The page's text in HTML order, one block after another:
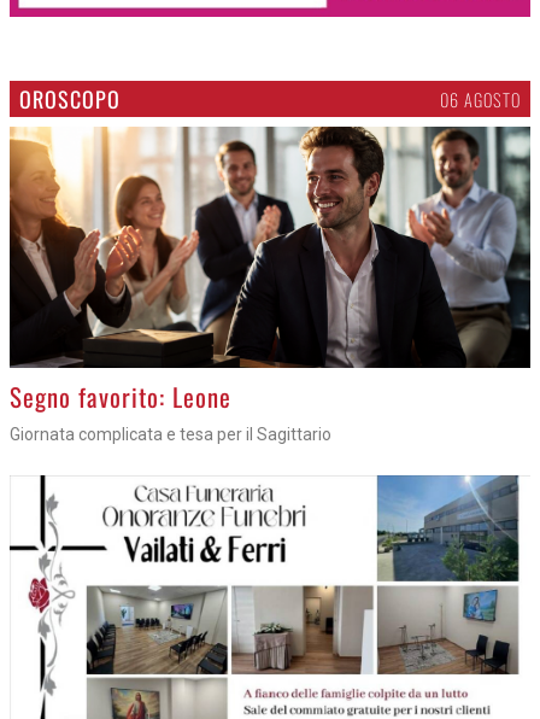
OROSCOPO 06 AGOSTO
>
Segno favorito: Leone
Giornata complicata e tesa per il Sagittario